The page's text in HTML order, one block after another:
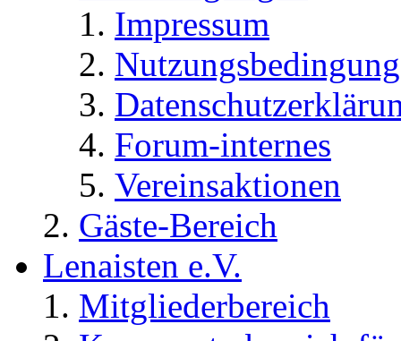
Impressum
Forum-internes
Vereinsaktionen
Gäste-Bereich
Lenaisten e.V.
Mitgliederbereich